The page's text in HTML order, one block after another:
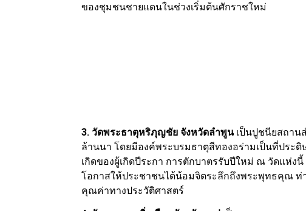
ของชุมชนชายแดนในช่วงเริ่มต้นศักราชใหม่
3. วัดพระธาตุหริภุญชัย จังหวัดลำพูน เป็นปูชนียสถาน
ล้านนา โดยมีองค์พระบรมธาตุสีทองอร่ามเป็นที่ประ
เกิดของผู้เกิดปีระกา การตักบาตรรับปีใหม่ ณ วัดแห่ง
โอกาสให้ประชาชนได้น้อมจิตระลึกถึงพระพุทธคุณ ท่
คุณค่าทางประวัติศาสตร์